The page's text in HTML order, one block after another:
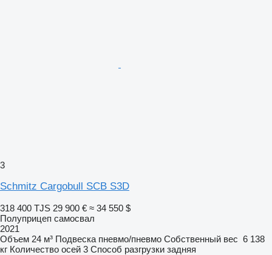
3
Schmitz Cargobull SCB S3D
318 400 TJS 29 900 € ≈ 34 550 $
Полуприцеп самосвал
2021
Объем 24 м³ Подвеска пневмо/пневмо Собственный вес 6 138
кг Количество осей 3 Способ разгрузки задняя